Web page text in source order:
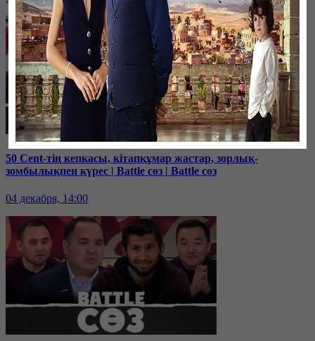
50 Cent-тің кепкасы, кітапқұмар жастар, зорлық-
зомбылықпен күрес | Battle сөз | Battle соз
04 декабря, 14:00